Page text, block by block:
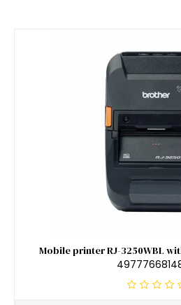
Mobile printer RJ-3250WBL